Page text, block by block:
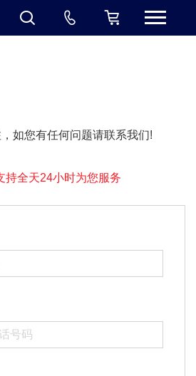
如您有任何问题请联系我们!
持全天24小时为您服务